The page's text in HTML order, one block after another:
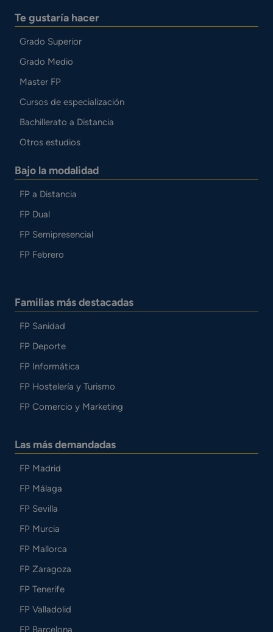
Te gustaría hacer
Grado Superior
Grado Medio
Master FP
Cursos de especialización
Bachillerato a Distancia
Otros estudios
Bajo la modalidad
FP a Distancia
FP Dual
FP Semipresencial
FP Febrero
Familias más destacadas
FP Sanidad
FP Deporte
FP Informática
FP Hostelería y Turismo
FP Comercio y Marketing
Las más demandadas
FP Madrid
FP Málaga
FP Sevilla
FP Murcia
FP Mallorca
FP Zaragoza
FP Tenerife
FP Valladolid
FP Barcelona